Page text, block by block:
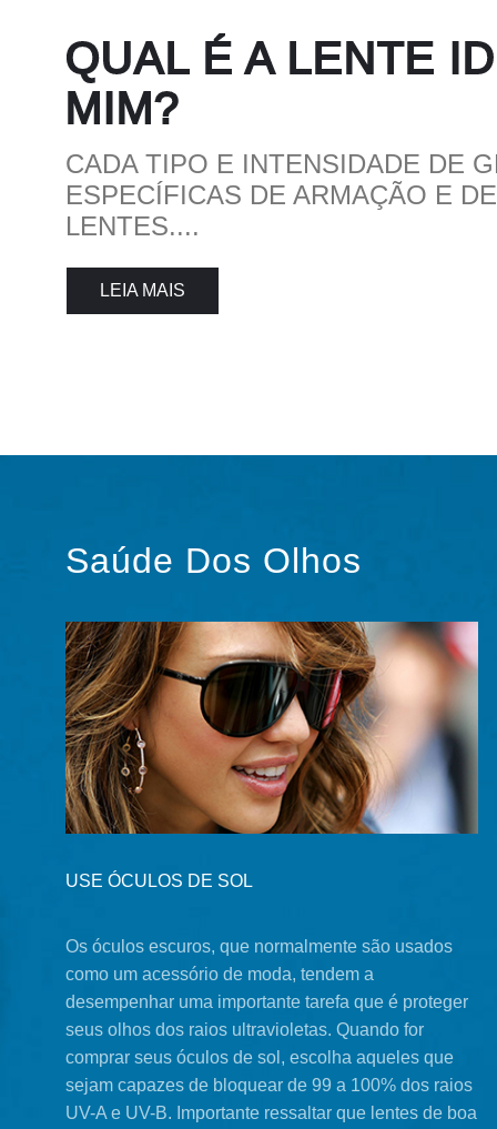
QUAL É A LENTE
MIM?
CADA TIPO E INTENSIDADE DE
ESPECÍFICAS DE ARMAÇÃO E
LENTES....
LEIA MAIS
Saúde Dos Olhos
USE ÓCULOS DE SOL
Os óculos escuros, que normalmente são usados
como um acessório de moda, tendem a
desempenhar uma importante tarefa que é proteger
seus olhos dos raios ultravioletas. Quando for
comprar seus óculos de sol, escolha aqueles que
sejam capazes de bloquear de 99 a 100% dos raios
UV-A e UV-B. Importante ressaltar que lentes de boa